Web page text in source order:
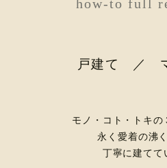
how-to full
戸建て ／
モノ・コト・トキの
永く愛着の沸
丁寧に建てて